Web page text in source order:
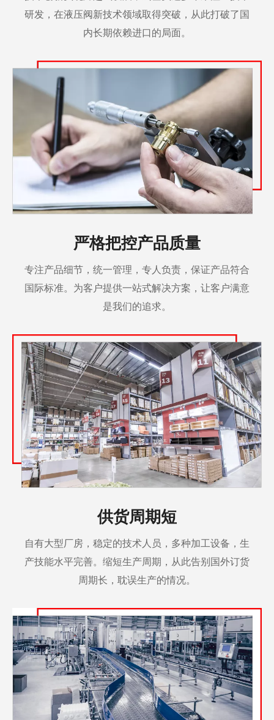
研发，在液压阀新技术领域取得突破，从此打破了国
内长期依赖进口的局面。
严格把控产品质量
专注产品细节，统一管理，专人负责，保证产品符合
国际标准。为客户提供一站式解决方案，让客户满意
是我们的追求。
供货周期短
自有大型厂房，稳定的技术人员，多种加工设备，生
产技能水平完善。缩短生产周期，从此告别国外订货
周期长，耽误生产的情况。